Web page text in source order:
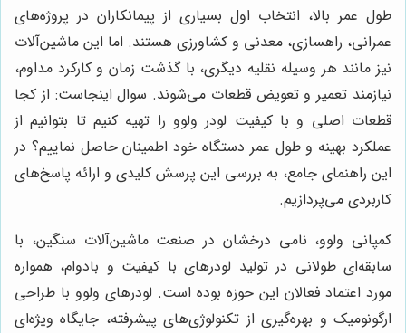
طول عمر بالا، انتخاب اول بسیاری از پیمانکاران در پروژه‌های
عمرانی، راهسازی، معدنی و کشاورزی هستند. اما این ماشین‌آلات
نیز مانند هر وسیله نقلیه دیگری، با گذشت زمان و کارکرد مداوم،
نیازمند تعمیر و تعویض قطعات می‌شوند. سوال اینجاست: از کجا
قطعات اصلی و با کیفیت لودر ولوو را تهیه کنیم تا بتوانیم از
عملکرد بهینه و طول عمر دستگاه خود اطمینان حاصل نماییم؟ در
این راهنمای جامع، به بررسی این پرسش کلیدی و ارائه پاسخ‌های
کاربردی می‌پردازیم.
کمپانی ولوو، نامی درخشان در صنعت ماشین‌آلات سنگین، با
سابقه‌ای طولانی در تولید لودرهای با کیفیت و بادوام، همواره
مورد اعتماد فعالان این حوزه بوده است. لودرهای ولوو با طراحی
ارگونومیک و بهره‌گیری از تکنولوژی‌های پیشرفته، جایگاه ویژه‌ای